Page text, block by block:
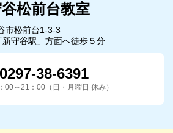
松前台教室
市松前台1-3-3
守谷駅」方面へ徒歩５分
0297-38-6391
00～21：00（日・月曜日 休み）